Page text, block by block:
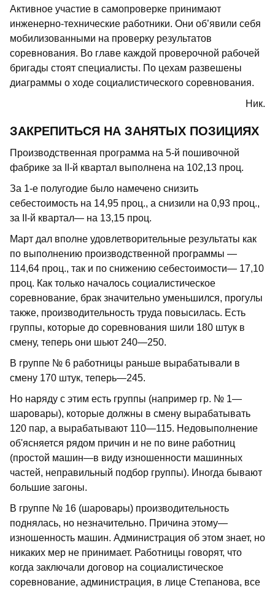
Активное участие в самопроверке принимают
инженерно-технические работники. Они об’явили себя
мобилизованными на проверку результатов
соревнования. Во главе каждой проверочной рабочей
бригады стоят специалисты. По цехам развешены
диаграммы о ходе социалистического соревнования.
Ник.
ЗАКРЕПИТЬСЯ НА ЗАНЯТЫХ ПОЗИЦИЯХ
Производственная программа на 5-й пошивочной
фабрике за II-й квартал выполнена на 102,13 проц.
За 1-е полугодие было намечено снизить
себестоимость на 14,95 проц., а снизили на 0,93 проц.,
за II-й квартал— на 13,15 проц.
Март дал вполне удовлетворительные результаты как
по выполнению производственной программы —
114,64 проц., так и по снижению себестоимости— 17,10
проц. Как только началось социалистическое
соревнование, брак значительно уменьшился, прогулы
также, производительность труда повысилась. Есть
группы, которые до соревнования шили 180 штук в
смену, теперь они шьют 240—250.
В группе № 6 работницы раньше вырабатывали в
смену 170 штук, теперь—245.
Но наряду с этим есть группы (например гр. № 1—
шаровары), которые должны в смену вырабатывать
120 пар, а вырабатывают 110—115. Недовыполнение
об'ясняется рядом причин и не по вине работниц
(простой машин—в виду изношенности машинных
частей, неправильный подбор группы). Иногда бывают
большие загоны.
В группе № 16 (шаровары) производительность
поднялась, но незначительно. Причина этому—
изношенность машин. Администрация об этом знает, но
никаких мер не принимает. Работницы говорят, что
когда заключали договор на социалистическое
соревнование, администрация, в лице Степанова, все